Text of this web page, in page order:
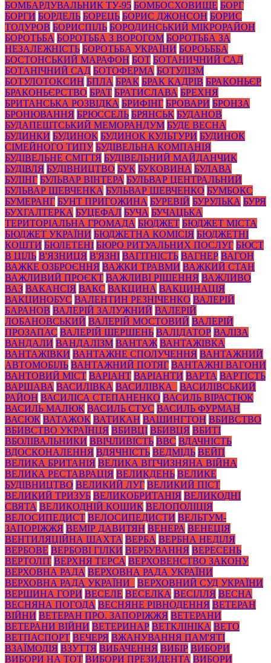
БОМБАРДУВАЛЬНИК ТУ-95 БОМБОСХОВИЩЕ БОРГ
БОРГИ БОРДЕЛЬ БОРЕЦЬ БОРИС ДЖОНСОН БОРИС
ТОДУРОВ БОРИСПІЛЬ БОРОДИНСЬКИЙ МІКРОРАЙОН
БОРОТЬБА БОРОТЬБА З ВОРОГОМ БОРОТЬБА ЗА
НЕЗАЛЕЖНІСТЬ БОРОТЬБА УКРАЇНИ БОРОЬББА
БОСТОНСЬКИЙ МАРАФОН БОТ БОТАНИЧНИЙ САД
БОТАНІЧНИЙ САД БОТОФЕРМА БОТУЛІЗМ
БОТУЛОТОКСИН БПЛА БРАК БРАК КАДРІВ БРАКОНЬЄР
БРАКОНЬЄРСТВО БРАТ БРАТИСЛАВА БРЕХНЯ
БРИТАНСЬКА РОЗВІДКА БРИФІНГ БРОВАРИ БРОНЗА
БРОНЮВАННЯ БРЮССЕЛЬ БРЯНСЬК БУДАНОВ
БУДАПЕШТСЬКИЙ МЕМОРАНДУМ БУДЕ ВЕСНА
БУДИНКИ БУДИНОК БУДИНОК КУЛЬТУРИ БУДИНОК
СІМЕЙНОГО ТИПУ БУДІВЕЛЬНА КОМПАНІЯ
БУДІВЕЛЬНЕ СМІТТЯ БУДІВЕЛЬНИЙ МАЙДАНЧИК
БУДІВЛЯ БУДІВНИЦТВО БУК БУКОВИНА БУЛАВА
БУЛІНГ БУЛЬВАР ВІНТЕРА БУЛЬВАР ЦЕНТРАЛЬНИЙ
БУЛЬВАР ШЕВЧЕНКА БУЛЬВАР ШЕВЧЕНКО БУМБОКС
БУМЕРАНГ БУНТ ПРИГОЖИНА БУРЕВІЙ БУРУЛЬКА БУРЯ
БУХГАЛТЕРКА БУЦЕФАЛ БУЧА БУЧАЦЬКА
ТЕРИТОРІАЛЬНА ГРОМАДА БЮДЖЕТ БЮДЖЕТ МІСТА
БЮДЖЕТ УКРАЇНИ БЮДЖЕТНА КОМІСІЯ БЮДЖЕТНІ
КОШТИ БЮЛЕТЕНІ БЮРО РИТУАЛЬНИХ ПОСЛУГ БЮСТ
В ЦІЛЬ В'ЯЗНИЦЯ В'ЯЗНІ ВАГІТНІСТЬ ВАГНЕР ВАГОН
ВАЖКЕ ОЗБРОЄННЯ ВАЖКИ ТРАВМИ ВАЖКИЙ СТАН
ВАЖЛИВИЙ ПРОЄКТ ВАЖЛИВІ РІШЕННЯ ВАЖЛИВО
ВАЗ ВАКАНСІЯ ВАКС ВАКЦИНА ВАКЦИНАЦІЯ
ВАКЦИНОБУС ВАЛЕНТИН РЕЗНІЧЕНКО ВАЛЕРІЙ
БАРАНОВ ВАЛЕРІЙ ЗАЛУЖНИЙ ВАЛЕРІЙ
ЛОБАНОВСЬКИЙ ВАЛЕРІЙ МОСТОВИЙ ВАЛЕРІЙ
ПРОЗАПАС ВАЛЕРІЙ ШЕРШЕНЬ ВАЛІДАТОР ВАЛІЗА
ВАНДАЛИ ВАНДАЛІЗМ ВАНТАЖ ВАНТАЖІВКА
ВАНТАЖІВКИ ВАНТАЖНЕ СПОЛУЧЕННЯ ВАНТАЖНИЙ
АВТОМОБІЛЬ ВАНТАЖНИЙ ПОТЯГ ВАНТАЖНІ ВАГОНИ
ВАНТОВИЙ МІСТ ВАРІАНТ ВАРІАНТИ ВАРТА ВАРТІСТЬ
ВАРШАВА ВАСИЛІВКА ВАСИЛІВКА_
ВАСИЛІВСЬКИЙ
РАЙОН ВАСИЛІСА СТЕПАНЕНКО ВАСИЛЬ ВІРАСТЮК
ВАСИЛЬ МАЛЮК ВАСИЛЬ СТУС ВАСИЛЬ ФУРМАН
ВАСЮК ВАТАЖОК ВАТИКАН ВАШИНГТОН ВБИВСТВО
ВБИВСТВО УКРАЇНЦЯ ВБИВЦІ ВБИВЦЯ ВБИТІ
ВБОЛІВАЛЬНИКИ ВВІЧЛИВІСТЬ ВВС ВДАЧНІСТЬ
ВДОСКОНАЛЕННЯ ВДЯЧНІСТЬ ВЕДМІДЬ ВЕЙП
ВЕЛИКА БРИТАНІЯ ВЕЛИКА ВІТЧИЗНЯНА ВІЙНА
ВЕЛИКА РЕСТАВРАЦІЯ ВЕЛИКДЕНЬ ВЕЛИКЕ
БУДІВНИЦТВО ВЕЛИКИЙ ЛУГ ВЕЛИКИЙ ПІСТ
ВЕЛИКИЙ ТРИЗУБ ВЕЛИКОБРИТАНІЯ ВЕЛИКОДНІ
СВЯТА ВЕЛИКОДНІЙ КОШИК ВЕЛОПОЛІЦІЯ
ВЕЛОСИПЕДИСТ ВЕЛОСИПЕДИСТИ ВЕЛЬТУМ-
ЗАПОРІЖЖЯ ВЕМІР ДАВИТЯН ВЕНЕРА ВЕНЕЦІЯ
ВЕНТИЛЯЦІЙНА ШАХТА ВЕРБА ВЕРБНА НЕДІЛЯ
ВЕРБОВЕ ВЕРБОВІ ГІЛКИ ВЕРБУВАННЯ ВЕРЕСЕНЬ
ВЕРТОЛІТ ВЕРХНЯ ТЕРСА ВЕРХОВЕНСТВО ЗАКОНУ
ВЕРХОВНА РАДА ВЕРХОВНА РАДА УКРАЇНИ
ВЕРХОВНА РАДА УКРАЇНИ_
ВЕРХОВНИЙ СУД УКРАЇНИ
ВЕРШИНА ГОРИ ВЕСЕЛЕ ВЕСЕЛКА ВЕСІЛЛЯ ВЕСНА
ВЕСНЯНА ПОГОДА ВЕСНЯНЕ РІВНОДЕННЯ ВЕТЕРАН
ВІЙНИ ВЕТЕРАН ПРО. ЗАПОРІЖЖЯ ВЕТЕРАНИ
ВЕТЕРАНИ ВІЙНИ ВЕТЕРИНАР ВЕТКЛІНІКА ВЕТО
ВЕТПАСПОРТ ВЕЧЕРЯ ВЖАНУВАННЯ ПАМ'ЯТІ
ВЗАЇМОДІЯ ВЗУТТЯ ВИБАЧЕННЯ ВИБІР ВИБОРИ
ВИБОРИ НА ТОТ ВИБОРИ ПРЕЗИДЕНТА ВИБОРИ